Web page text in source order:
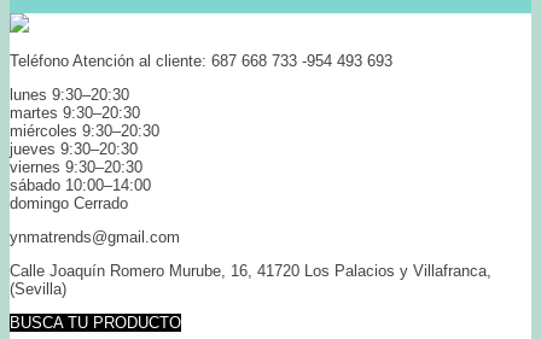
Teléfono Atención al cliente: 687 668 733 -954 493 693
lunes 9:30–20:30
martes 9:30–20:30
miércoles 9:30–20:30
jueves 9:30–20:30
viernes 9:30–20:30
sábado 10:00–14:00
domingo Cerrado
ynmatrends@gmail.com
Calle Joaquín Romero Murube, 16, 41720 Los Palacios y Villafranca,
(Sevilla)
BUSCA TU PRODUCTO